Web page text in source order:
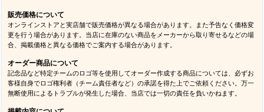
販売価格について
オンラインストアと実店舗で販売価格が異なる場合があります。また予告なく価格変
更を行う場合があります。当店に在庫のない商品をメーカーから取り寄せるなどの場
合、掲載価格と異なる価格でご案内する場合があります。
オーダー商品について
記念品など特定チームのロゴ等を使用してオーダー作成する商品については、必ずお
客様自身でロゴ権利者（チーム責任者など）の承諾を得た上でご依頼ください。万一
無断使用によるトラブルが発生した場合、当店では一切の責任を負いかねます。